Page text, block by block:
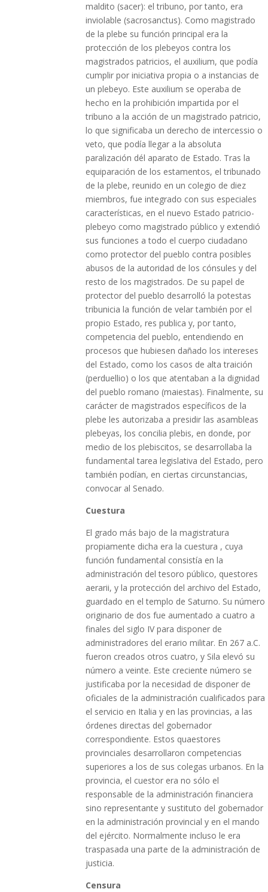
maldito (sacer): el tribuno, por tanto, era
inviolable (sacrosanctus). Como magistrado
de la plebe su función principal era la
protección de los plebeyos contra los
magistrados patricios, el auxilium, que podía
cumplir por iniciativa propia o a instancias de
un plebeyo. Este auxilium se operaba de
hecho en la prohibición impartida por el
tribuno a la acción de un magistrado patricio,
lo que significaba un derecho de intercessio o
veto, que podía llegar a la absoluta
paralización dél aparato de Estado. Tras la
equiparación de los estamentos, el tribunado
de la plebe, reunido en un colegio de diez
miembros, fue integrado con sus especiales
características, en el nuevo Estado patricio-
plebeyo como magistrado público y extendió
sus funciones a todo el cuerpo ciudadano
como protector del pueblo contra posibles
abusos de la autoridad de los cónsules y del
resto de los magistrados. De su papel de
protector del pueblo desarrolló la potestas
tribunicia la función de velar también por el
propio Estado, res publica y, por tanto,
competencia del pueblo, entendiendo en
procesos que hubiesen dañado los intereses
del Estado, como los casos de alta traición
(perduellio) o los que atentaban a la dignidad
del pueblo romano (maiestas). Finalmente, su
carácter de magistrados específicos de la
plebe les autorizaba a presidir las asambleas
plebeyas, los concilia plebis, en donde, por
medio de los plebiscitos, se desarrollaba la
fundamental tarea legislativa del Estado, pero
también podían, en ciertas circunstancias,
convocar al Senado.
Cuestura
El grado más bajo de la magistratura
propiamente dicha era la cuestura , cuya
función fundamental consistía en la
administración del tesoro público, questores
aerarii, y la protección del archivo del Estado,
guardado en el templo de Saturno. Su número
originario de dos fue aumentado a cuatro a
finales del siglo IV para disponer de
administradores del erario militar. En 267 a.C.
fueron creados otros cuatro, y Sila elevó su
número a veinte. Este creciente número se
justificaba por la necesidad de disponer de
oficiales de la administración cualificados para
el servicio en Italia y en las provincias, a las
órdenes directas del gobernador
correspondiente. Estos quaestores
provinciales desarrollaron competencias
superiores a los de sus colegas urbanos. En la
provincia, el cuestor era no sólo el
responsable de la administración financiera
sino representante y sustituto del gobernador
en la administración provincial y en el mando
del ejército. Normalmente incluso le era
traspasada una parte de la administración de
justicia.
Censura